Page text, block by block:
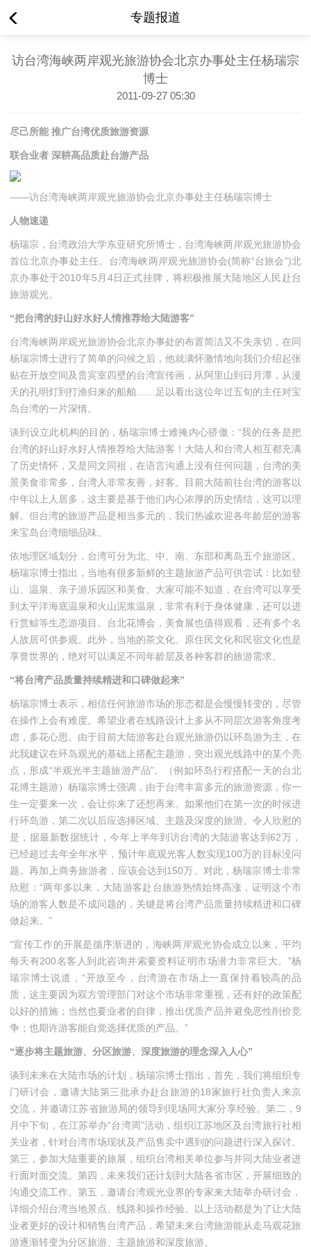
专题报道
访台湾海峡两岸观光旅游协会北京办事处主任杨瑞宗
博士
2011-09-27 05:30
尽己所能 推广台湾优质旅游资源
联合业者 深耕高品质赴台游产品
——访台湾海峡两岸观光旅游协会北京办事处主任杨瑞宗博士
人物速递
杨瑞宗，台湾政治大学东亚研究所博士，台湾海峡两岸观光旅游协会
首位北京办事处主任。台湾海峡两岸观光旅游协会(简称“台旅会”)北
京办事处于2010年5月4日正式挂牌，将积极推展大陆地区人民赴台
旅游观光。
“把台湾的好山好水好人情推荐给大陆游客”
台湾海峡两岸观光旅游协会北京办事处的布置简洁又不失亲切，在同
杨瑞宗博士进行了简单的问候之后，他就满怀激情地向我们介绍起张
贴在开放空间及贵宾室四壁的台湾宣传画，从阿里山到日月潭，从漫
天的孔明灯到打渔归来的船舶……足以看出这位年过五旬的主任对宝
岛台湾的一片深情。
谈到设立此机构的目的，杨瑞宗博士难掩内心骄傲：“我的任务是把
台湾的好山好水好人情推荐给大陆游客！大陆人和台湾人相互都充满
了历史情怀，又是同文同祖，在语言沟通上没有任何问题，台湾的美
景美食非常多，台湾人非常友善，好客。目前大陆前往台湾的游客以
中年以上人居多，这主要是基于他们内心浓厚的历史情结，这可以理
解。但台湾的旅游产品是相当多元的，我们热诚欢迎各年龄层的游客
来宝岛台湾细细品味。
依地理区域划分，台湾可分为北、中、南、东部和离岛五个旅游区。
杨瑞宗博士指出，当地有很多新鲜的主题旅游产品可供尝试：比如登
山、温泉、亲子游乐园区和美食。大家可能不知道，在台湾可以享受
到太平洋海底温泉和火山泥浆温泉，非常有利于身体健康，还可以进
行赏鲸等生态游项目。台北花博会，美食展也值得观看，还有多个名
人故居可供参观。此外，当地的茶文化、原住民文化和民宿文化也是
享誉世界的，绝对可以满足不同年龄层及各种客群的旅游需求。
“将台湾产品质量持续精进和口碑做起来”
杨瑞宗博士表示，相信任何旅游市场的形态都是会慢慢转变的，尽管
在操作上会有难度。希望业者在线路设计上多从不同层次游客角度考
虑，多花心思。由于目前大陆游客赴台观光旅游仍以环岛游为主，在
此我建议在环岛观光的基础上搭配主题游，突出观光线路中的某个亮
点，形成“半观光半主题旅游产品”。（例如环岛行程搭配一天的台北
花博主题游）杨瑞宗博士强调，由于台湾丰富多元的旅游资源，你一
生一定要来一次，会让你来了还想再来。如果他们在第一次的时候进
行环岛游，第二次以后应选择区域、主题及深度的旅游。令人欣慰的
是，据最新数据统计，今年上半年到访台湾的大陆游客达到62万，
已经超过去年全年水平，预计年底观光客人数实现100万的目标没问
题。再加上商务旅游者，应该会达到150万。对此，杨瑞宗博士非常
欣慰：“两年多以来，大陆游客赴台旅游热情始终高涨，证明这个市
场的游客人数是不成问题的，关键是将台湾产品质量持续精进和口碑
做起来。”
“宣传工作的开展是循序渐进的，海峡两岸观光协会成立以来，平均
每天有200名客人到此咨询并索要资料证明市场潜力非常巨大。”杨
瑞宗博士说道，“开放至今，台湾游在市场上一直保持着较高的品
质，这主要因为双方管理部门对这个市场非常重视，还有好的政策配
以好的措施；当然也要业者的自律，推出优质产品并避免恶性削价竞
争；也期许游客能自觉选择优质的产品。”
“逐步将主题旅游、分区旅游、深度旅游的理念深入人心”
谈到未来在大陆市场的计划，杨瑞宗博士指出，首先，我们将组织专
门研讨会，邀请大陆第三批承办赴台旅游的18家旅行社负责人来京
交流，并邀请江苏省旅游局的领导到现场同大家分享经验。第二，9
月中下旬，在江苏举办“台湾周”活动，组织江苏地区及台湾旅行社相
关业者，针对台湾市场现状及产品售卖中遇到的问题进行深入探讨。
第三，参加大陆重要的旅展，组织台湾相关单位参与并同大陆业者进
行面对面交流。第四，未来我们还计划到大陆各省市区，开展细致的
沟通交流工作。第五，邀请台湾观光业界的专家来大陆举办研讨会，
详细介绍台湾当地景点、线路和操作经验。以上活动都是为了让大陆
业者更好的设计和销售台湾产品，希望未来台湾旅游能从走马观花旅
游逐渐转变为分区旅游、主题旅游和深度旅游。